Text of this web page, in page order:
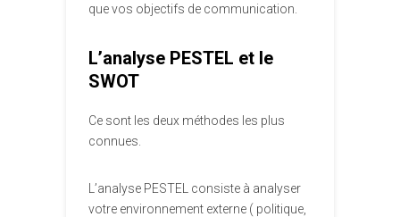
que vos objectifs de communication.
L’analyse PESTEL et le
SWOT
Ce sont les deux méthodes les plus
connues.
L’analyse PESTEL consiste à analyser
votre environnement externe ( politique,